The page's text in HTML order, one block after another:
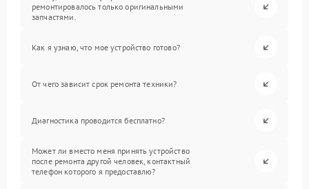
ремонтировалось только оригинальными
запчастями.
Как я узнаю, что мое устройство готово?
От чего зависит срок ремонта техники?
Диагностика проводится бесплатно?
Может ли вместо меня принять устройство
после ремонта другой человек, контактный
телефон которого я предоставлю?